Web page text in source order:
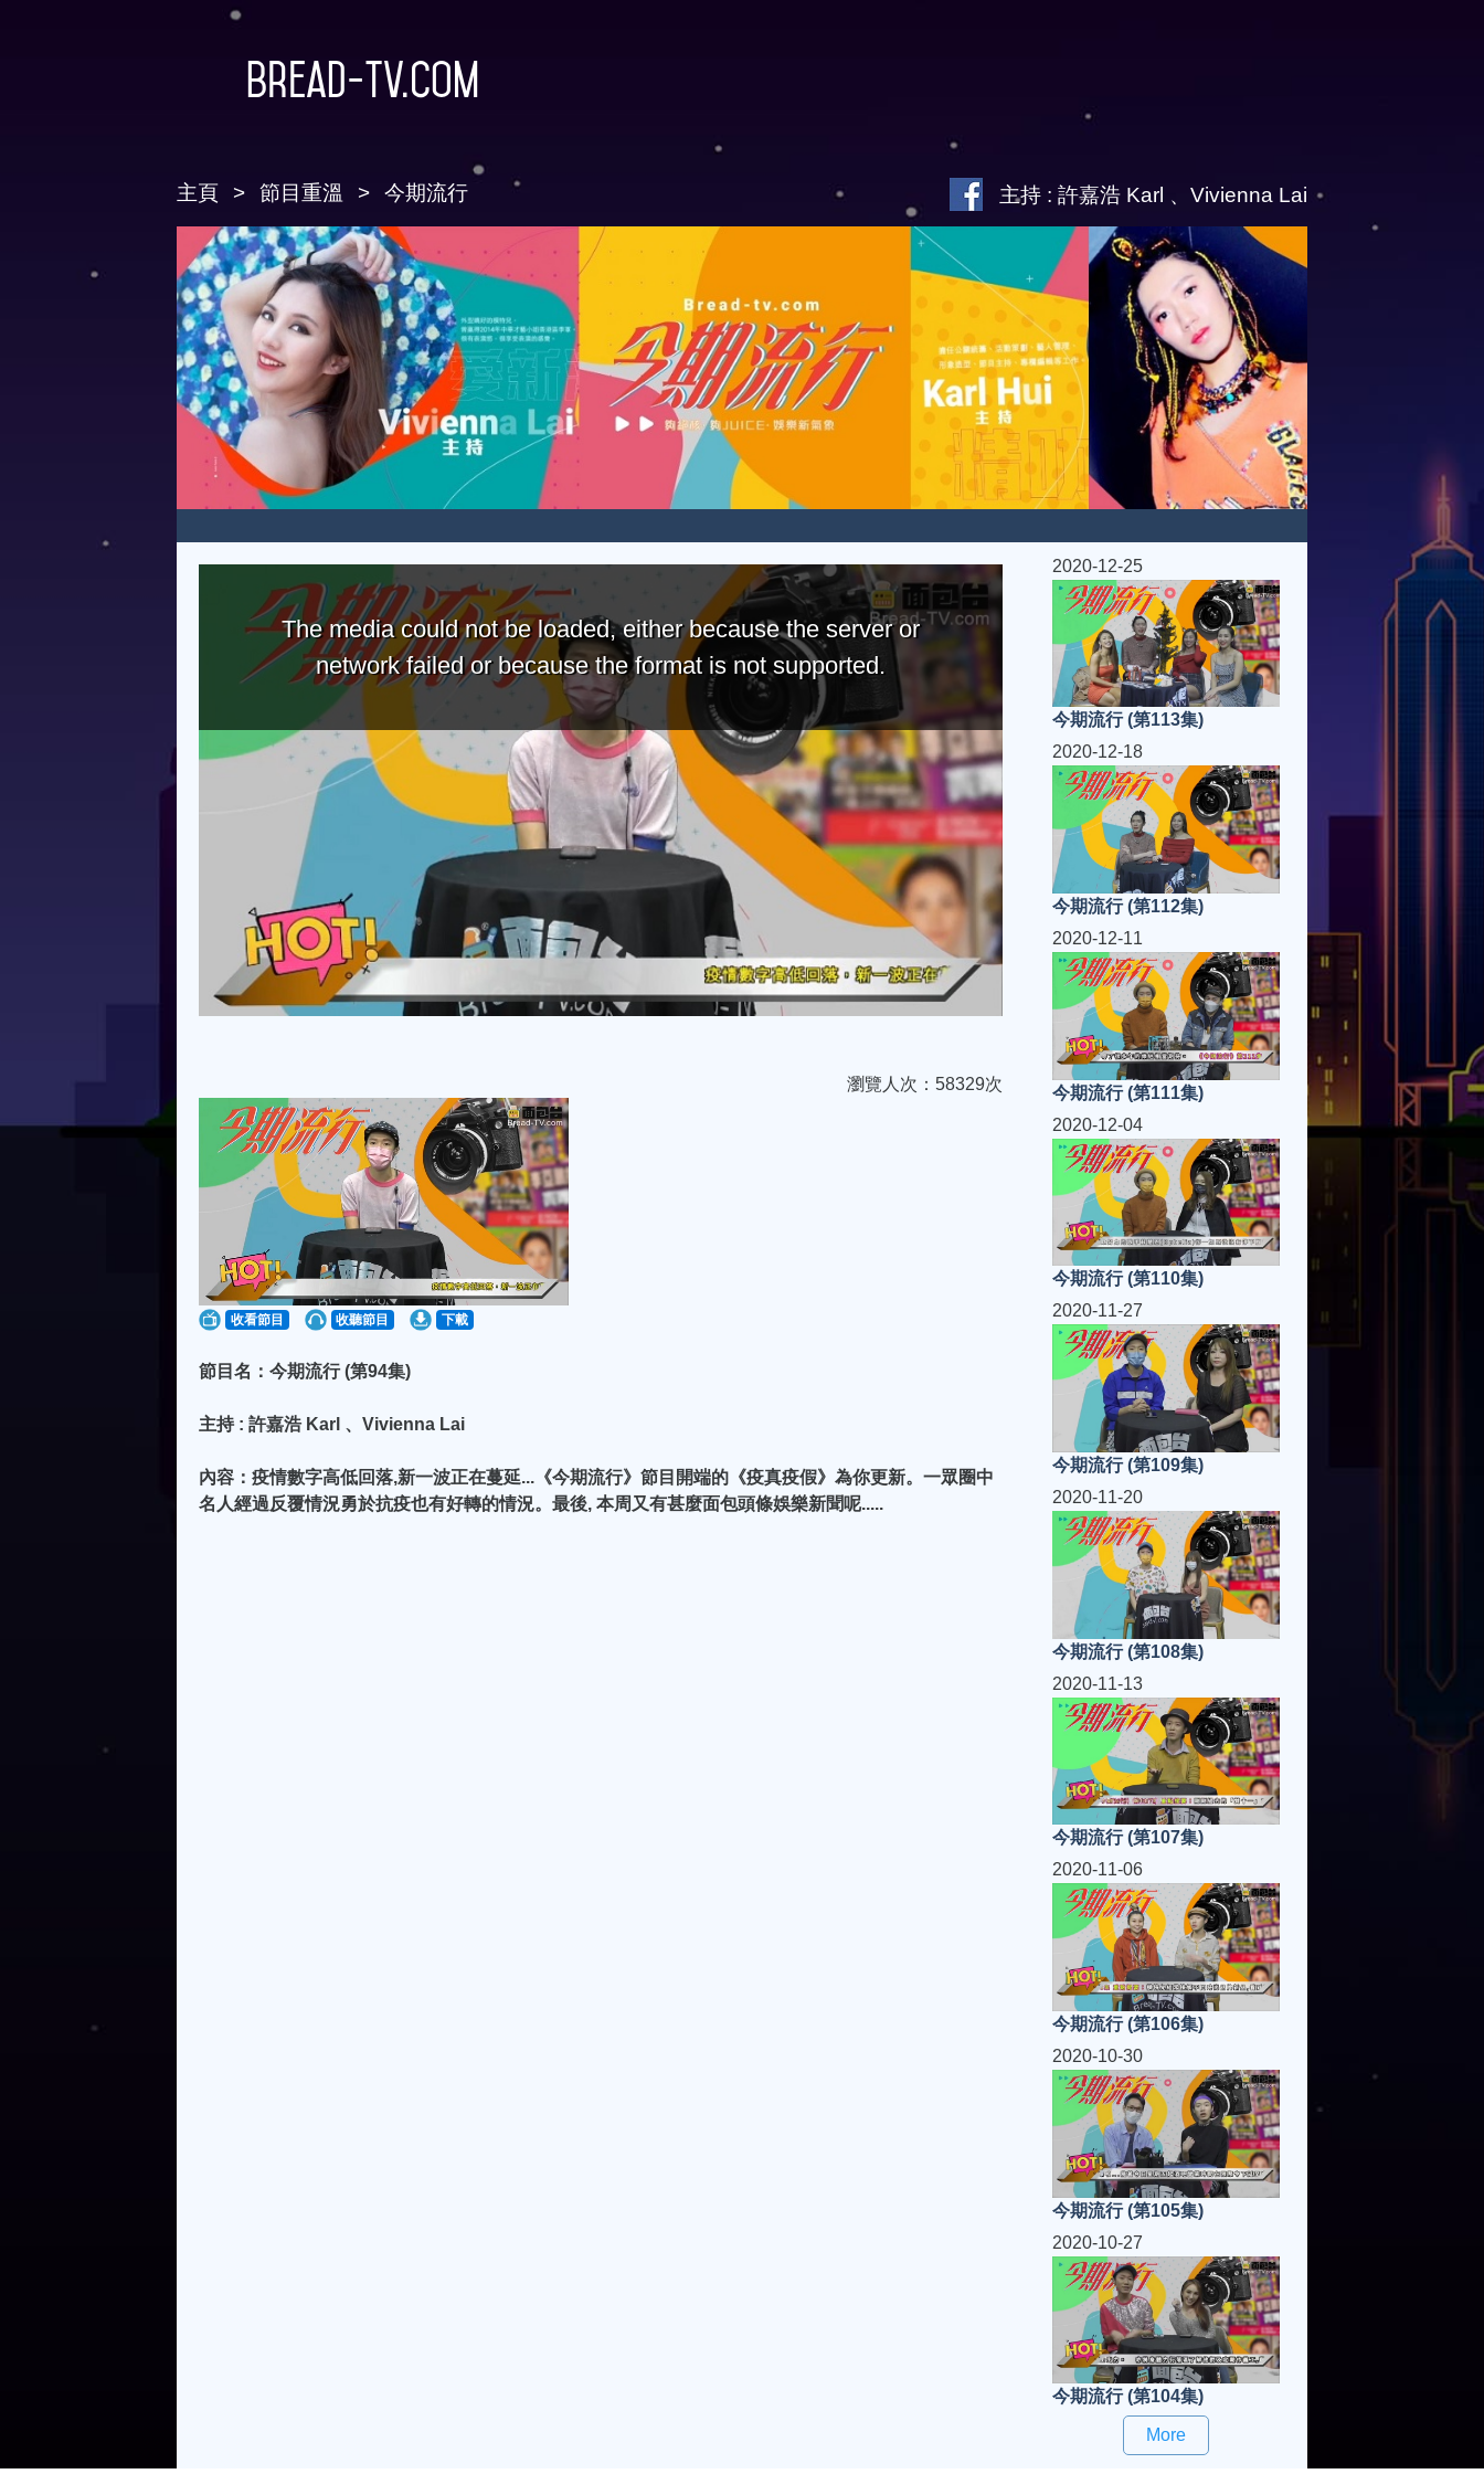
Bread-TV.com
主頁 節目重溫 今期流行 主持 : 許嘉浩 Karl 、Vivienna Lai
The media could not be loaded, either because the server or
network failed or because the format is not supported.
瀏覽人次：58329次
收看節目 收聽節目 下載
節目名：今期流行 (第94集)
主持 : 許嘉浩 Karl 、Vivienna Lai
內容：疫情數字高低回落,新一波正在蔓延...《今期流行》節目開端的《疫真疫假》為你更新。一眾圈中
名人經過反覆情況勇於抗疫也有好轉的情況。最後, 本周又有甚麼面包頭條娛樂新聞呢.....
2020-12-25
今期流行 (第113集)
2020-12-18
今期流行 (第112集)
2020-12-11
今期流行 (第111集)
2020-12-04
今期流行 (第110集)
2020-11-27
今期流行 (第109集)
2020-11-20
今期流行 (第108集)
2020-11-13
今期流行 (第107集)
2020-11-06
今期流行 (第106集)
2020-10-30
今期流行 (第105集)
2020-10-27
今期流行 (第104集)
More